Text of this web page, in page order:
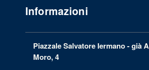
Informazioni
Piazzale Salvatore Iermano - già
Moro, 4